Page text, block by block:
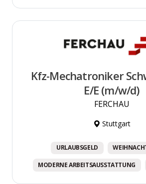
Kfz-Mechatroniker
E/E (m/w/d)
FERCHAU
Stuttgart
URLAUBSGELD
MODERNE ARBEITSAUSSTATTUNG